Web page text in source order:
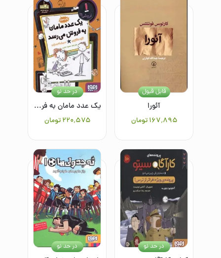
آئورا
۱۶۷٬۸۹۵ تومان
قابل قبول
یک عدد مامان به فروش می‌رسد (فروشی ها 1)
۲۲۰٬۵۷۵ تومان
در حد نو
در حد نو در حد نو